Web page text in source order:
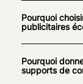
Pourquoi
publicitaires
Pourquoi
supports de